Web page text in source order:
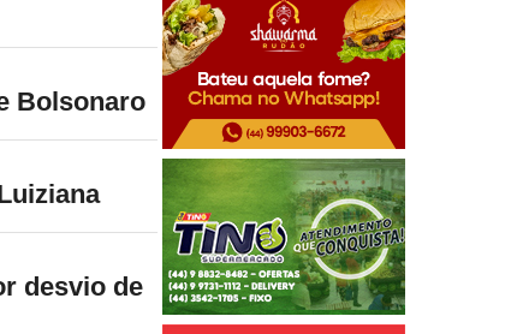
Bolsonaro
desvio de